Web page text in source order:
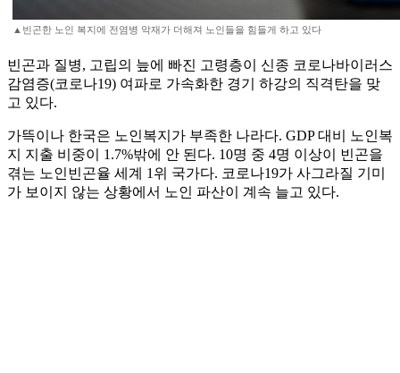
▲빈곤한 노인 복지에 전염병 악재가 더해져 노인들을 힘들게 하고 있다
빈곤과 질병, 고립의 늪에 빠진 고령층이 신종 코로나바이러스
감염증(코로나19) 여파로 가속화한 경기 하강의 직격탄을 맞
고 있다.
가뜩이나 한국은 노인복지가 부족한 나라다. GDP 대비 노인복
지 지출 비중이 1.7%밖에 안 된다. 10명 중 4명 이상이 빈곤을
겪는 노인빈곤율 세계 1위 국가다. 코로나19가 사그라질 기미
가 보이지 않는 상황에서 노인 파산이 계속 늘고 있다.